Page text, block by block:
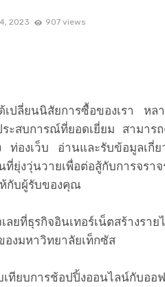
2023 907 views
เปลี่ยนนิสัยการซื้อของเรา ห
ระสบการณ์ที่ยอดเยี่ยม สามา
ท่องเว็บ อ่านและรับข้อมูลเกี่
นที่ยุ่งวุ่นวายเพื่อต่อสู้กับการจ
กับผู้รับของคุณ
เลยที่ธุรกิจอินเทอร์เน็ตสร้า
งมหาวิทยาลัยเท็กซัส
เทียบการช้อปปิ้งออนไลน์กับอ